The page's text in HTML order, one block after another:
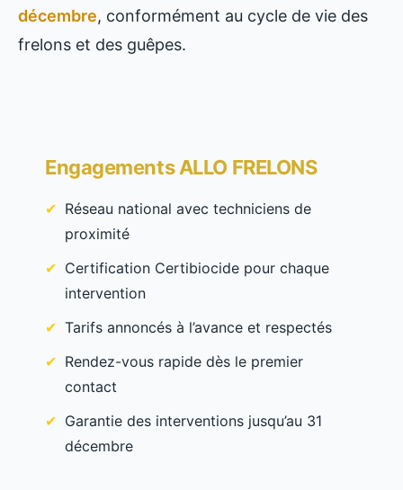
décembre, conformément au cycle de vie des
frelons et des guêpes.
Engagements ALLO FRELONS
Réseau national avec techniciens de
proximité
Certification Certibiocide pour chaque
intervention
Tarifs annoncés à l’avance et respectés
Rendez-vous rapide dès le premier
contact
Garantie des interventions jusqu’au 31
décembre